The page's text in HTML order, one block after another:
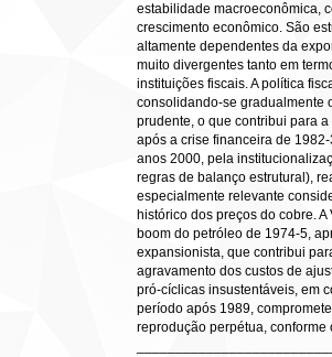
estabilidade macroeconômica,
crescimento econômico. São
altamente dependentes da
muito divergentes tanto em
instituições fiscais. A política
consolidando-se gradualmente
prudente, o que contribui para
após a crise financeira de
anos 2000, pela
regras de balanço estrutural),
especialmente relevante
histórico dos preços do cobre.
boom do petróleo de 1974-5,
expansionista, que contribui
agravamento dos custos de
pró-cíclicas insustentáveis, em
período após 1989,
reprodução perpétua,